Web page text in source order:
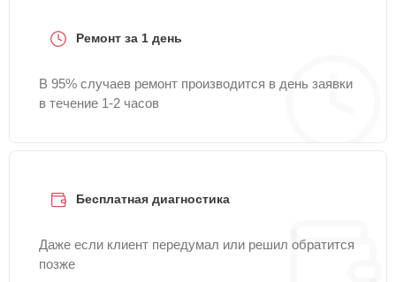
Ремонт за 1 день
В 95% случаев ремонт производится в день заявки
в течение 1-2 часов
Бесплатная диагностика
Даже если клиент передумал или решил обратится
позже